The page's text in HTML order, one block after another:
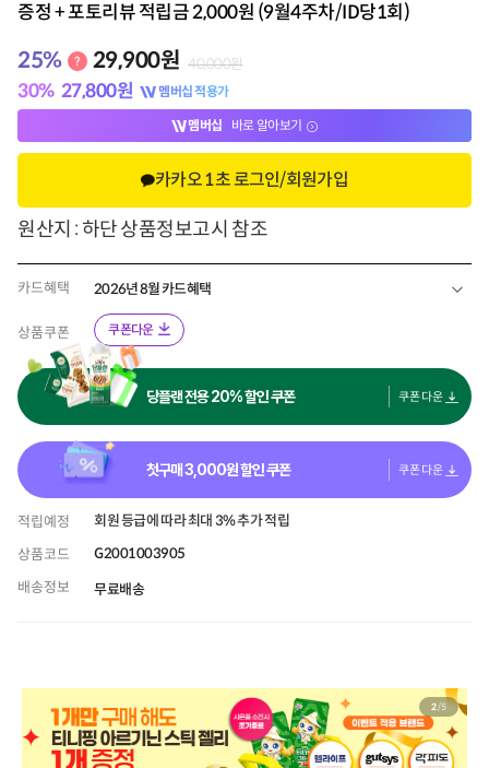
증정 + 포토리뷰 적립금 2,000원 (9월4주차/ID당1회)
25% 29,900원 40,000원
30% 27,800원 멤버십 적용가
멤버십 바로 알아보기
카카오 1초 로그인/회원가입
원산지 : 하단 상품정보고시 참조
카드혜택 2026년 8월 카드혜택
상품쿠폰 쿠폰다운
당플랜 전용 20% 할인 쿠폰 쿠폰 다운
첫구매3,000원 할인 쿠폰 쿠폰 다운
적립예정
회원 등급에 따라 최대 3% 추가 적립
상품코드
G2001003905
배송정보
무료배송
2/5